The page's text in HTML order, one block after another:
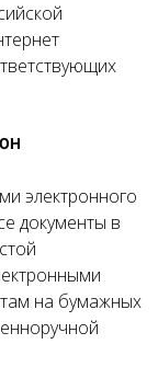
электронного
документы в
на бумажных